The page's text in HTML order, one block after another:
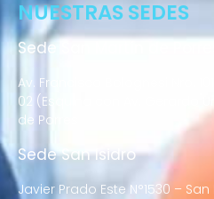
NUESTRAS SEDES
Sede San Martín de Porres
Av. Francisco Bolognesi Nro.
02 (Esquina con Av. Gerardo
de Porres
Sede San Isidro
Javier Prado Este N°1530 –